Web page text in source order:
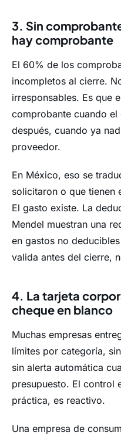
3. Sin
hay comprobante
El 60% de los
incompletos al cierre.
irresponsables. Es que
comprobante cuando
después, cuando ya
proveedor.
En México, eso se
solicitaron o que tienen
El gasto existe. La
Mendel muestran una
en gastos no
valida antes del cierre,
4. La tarjeta
cheque en blanco
Muchas empresas
límites por categoría,
sin alerta automática
presupuesto. El control
práctica, es reactivo.
Una empresa de